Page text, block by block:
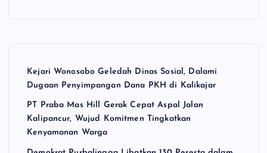
Kejari Wonosobo Geledah Dinas Sosial, Dalami
Dugaan Penyimpangan Dana PKH di Kalikajar
PT Praba Mas Hill Gerak Cepat Aspal Jalan
Kalipancur, Wujud Komitmen Tingkatkan
Kenyamanan Warga